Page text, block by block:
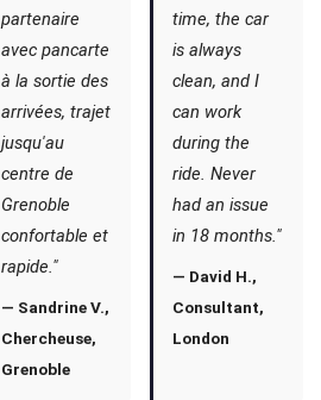
partenaire
avec pancarte
à la sortie des
arrivées, trajet
jusqu'au
centre de
Grenoble
confortable et
rapide."
— Sandrine V.,
Chercheuse,
Grenoble
time, the car
is always
clean, and I
can work
during the
ride. Never
had an issue
in 18 months."
— David H.,
Consultant,
London